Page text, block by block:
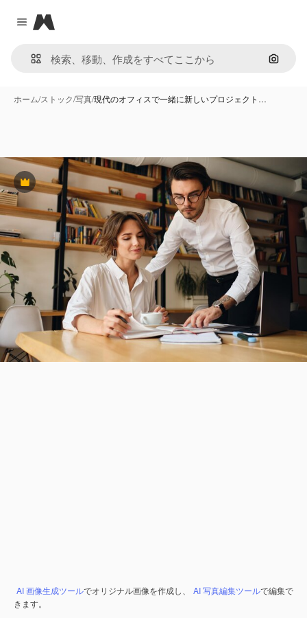
Close menu
Magnific
画像で
ホーム/ストック/写真/現代のオフィスで一緒に新しいプロジェクト…
Premium
AI 画像生成ツールでオリジナル画像を作成し、 AI 写真編集ツールで編集で
きます。